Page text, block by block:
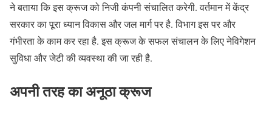
ने बताया कि इस क्रूज को निजी कंपनी संचालित करेगी. वर्तमान में केंद्र
सरकार का पूरा ध्यान विकास और जल मार्ग पर है. विभाग इस पर और
गंभीरता के काम कर रहा है. इस क्रूज के सफल संचालन के लिए नेविगेशन
सुविधा और जेटी की व्यवस्था की जा रही है.
अपनी तरह का अनूठा क्रूज